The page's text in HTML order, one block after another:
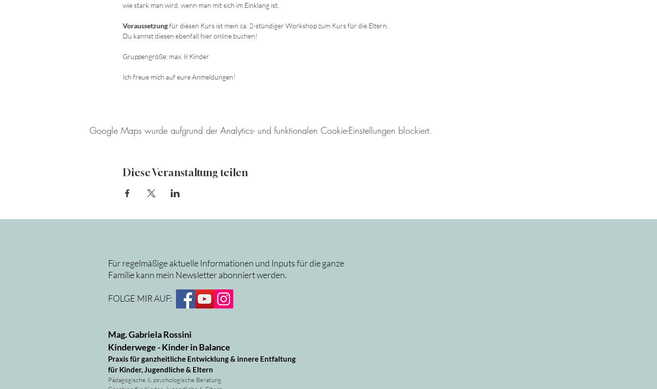
wie stark man wird, wenn man mit sich im Einklang ist.
Voraussetzungfür diesen Kurs ist mein ca. 2-stündiger Workshop zum Kurs für die Eltern.
Du kannst diesen ebenfall hier online buchen!
Gruppengröße: max. 8 Kinder
Ich freue mich auf eure Anmeldungen!
Google Maps wurde aufgrund der Analytics- und funktionalen Cookie-Einstellungen blockiert.
Diese Veranstaltung teilen
Für regelmäßige aktuelle Informationen und Inputs für die ganze
Familie kann mein Newsletter abonniert werden.
FOLGE MIR AUF:
Mag. Gabriela Rossini
Kinderwege - Kinder in Balance
Praxis für ganzheitliche Entwicklung & innere Entfaltung
für Kinder, Jugendliche & Eltern
Pädagogische & psychologische Beratung